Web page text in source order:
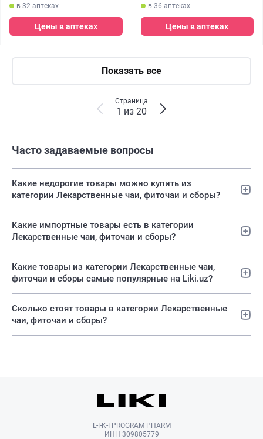
в 32 аптеках
Цены в аптеках
в 36 аптеках
Цены в аптеках
Показать все
Страница
1 из 20
Часто задаваемые вопросы
Какие недорогие товары можно купить из
категории Лекарственные чаи, фиточаи и сборы?
Какие импортные товары есть в категории
Лекарственные чаи, фиточаи и сборы?
Какие товары из категории Лекарственные чаи,
фиточаи и сборы самые популярные на Liki.uz?
Сколько стоят товары в категории Лекарственные
чаи, фиточаи и сборы?
L-I-K-I PROGRAM PHARM
ИНН 309805779